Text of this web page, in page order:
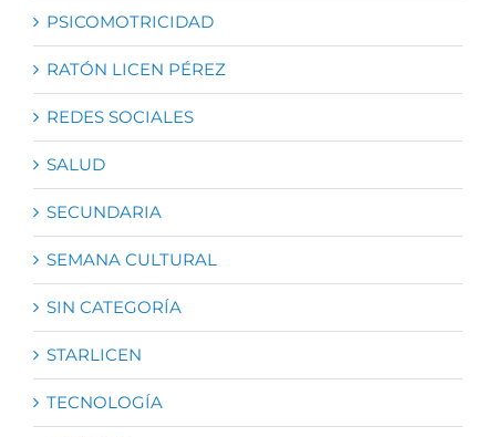
PSICOMOTRICIDAD
RATÓN LICEN PÉREZ
REDES SOCIALES
SALUD
SECUNDARIA
SEMANA CULTURAL
SIN CATEGORÍA
STARLICEN
TECNOLOGÍA